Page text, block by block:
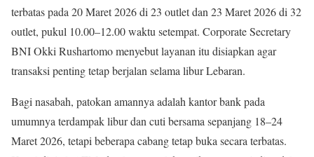
terbatas pada 20 Maret 2026 di 23 outlet dan 23 Maret 2026 di 32
outlet, pukul 10.00–12.00 waktu setempat. Corporate Secretary
BNI Okki Rushartomo menyebut layanan itu disiapkan agar
transaksi penting tetap berjalan selama libur Lebaran.
Bagi nasabah, patokan amannya adalah kantor bank pada
umumnya terdampak libur dan cuti bersama sepanjang 18–24
Maret 2026, tetapi beberapa cabang tetap buka secara terbatas.